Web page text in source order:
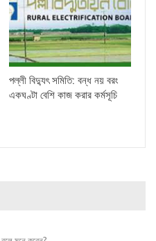
পল্লী বিদ্যুৎ সমিতি: বন্ধ নয় বরং
একঘণ্টা বেশি কাজ করার কর্মসূচি